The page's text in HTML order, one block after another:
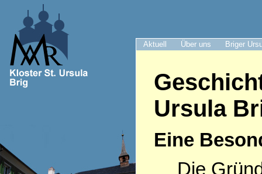
Aktuell Über uns Briger
Ursula
Eine
Die